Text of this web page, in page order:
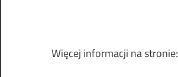
Więcej informacji na stronie: